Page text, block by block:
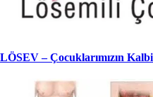
LÖSEV – Çocuklarımızın